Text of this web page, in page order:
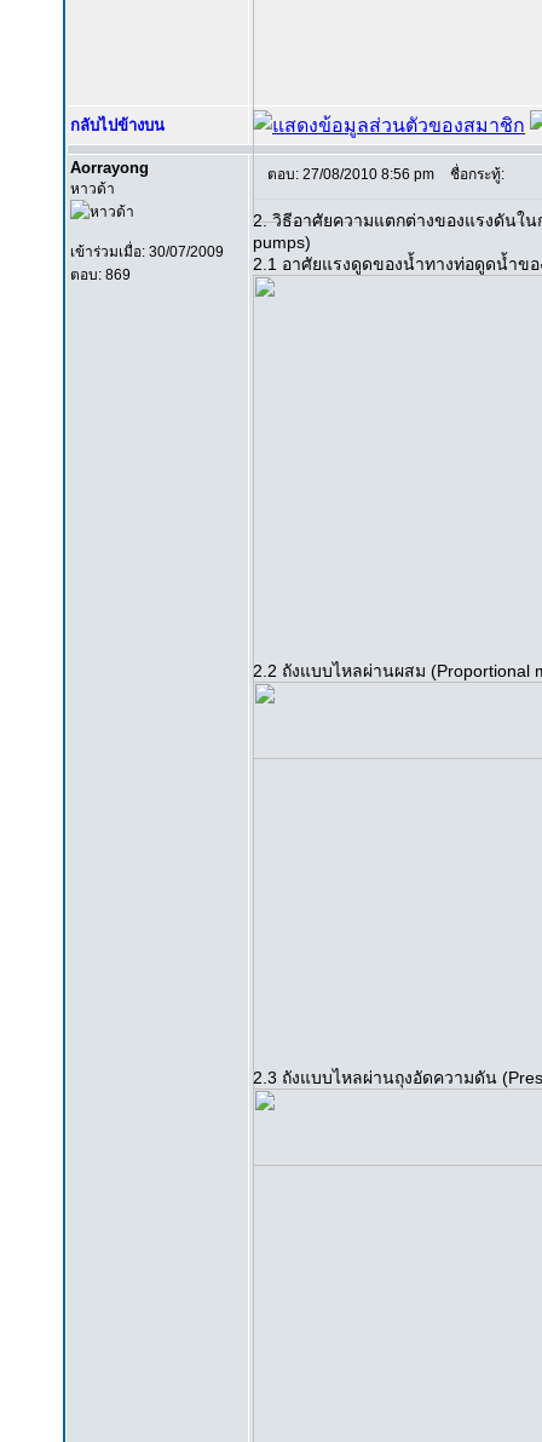
กลับไปข้างบน
Aorrayong
หาวด้า
เข้าร่วมเมื่อ: 30/07/2009
ตอบ: 869
ตอบ: 27/08/2010 8:56 pm ชื่อกระทู้:
2. วิธีอาศัยความแตกต่างของแรงดันใ
pumps)
2.1 อาศัยแรงดูดของน้ำทางท่อดูดน้ำข
2.2 ถังแบบไหลผ่านผสม (Proportional
2.3 ถังแบบไหลผ่านถุงอัดความดัน